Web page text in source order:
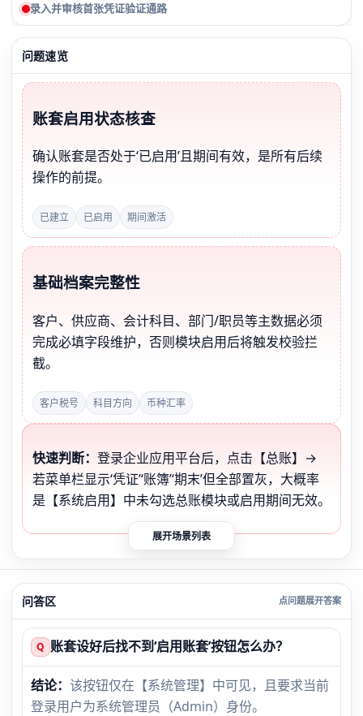
录入并审核首张凭证验证通路
问题速览
账套启用状态核查
确认账套是否处于‘已启用’且期间有效，是所有后续
操作的前提。
已建立 已启用 期间激活
基础档案完整性
客户、供应商、会计科目、部门/职员等主数据必须
完成必填字段维护，否则模块启用后将触发校验拦
截。
客户税号 科目方向 币种汇率
快速判断： 登录企业应用平台后，点击【总账】→
若菜单栏显示‘凭证’‘账簿’‘期末’但全部置灰，大概率
是【系统启用】中未勾选总账模块或启用期间无效。
展开场景列表
问答区
Q 账套设好后找不到‘启用账套’按钮怎么办？
结论： 该按钮仅在【系统管理】中可见，且要求当前
登录用户为系统管理员（Admin）身份。